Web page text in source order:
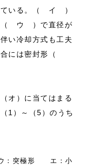
いる。（ イ ）
（ ウ ）で直径が
い冷却方式も工夫
合には密封形（
オ）に当てはまる
1）～（5）のうち
突極形 エ：小